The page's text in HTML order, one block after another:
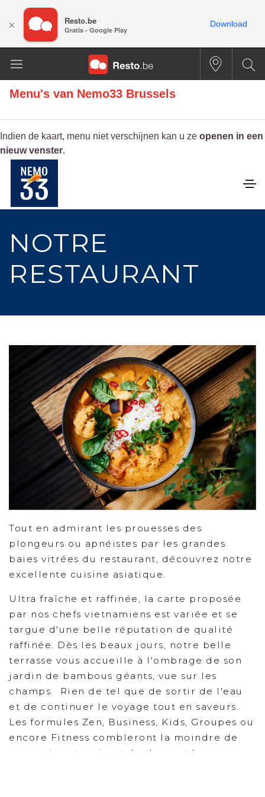
Menu's van Nemo33 Brussels
Indien de kaart, menu niet verschijnen kan u ze openen in een
nieuw venster.
× Resto.be
Gratis - Google Play
Download